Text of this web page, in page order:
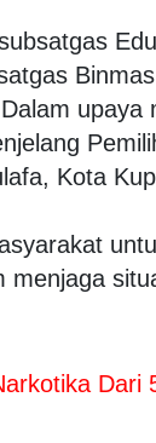
upaya
Kota
menjaga
Dari